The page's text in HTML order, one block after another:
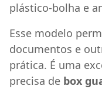
plástico-bolha e
Esse modelo
documentos e
prática. É uma
precisa de box